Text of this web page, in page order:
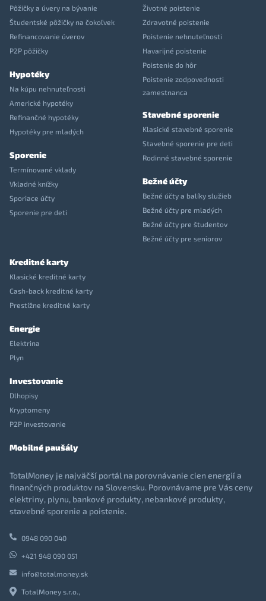
Pôžičky a úvery na bývanie
Študentské pôžičky na čokoľvek
Refinancovanie úverov
P2P pôžičky
Hypotéky
Na kúpu nehnuteľnosti
Americké hypotéky
Refinančné hypotéky
Hypotéky pre mladých
Sporenie
Termínované vklady
Vkladné knížky
Sporiace účty
Sporenie pre deti
Životné poistenie
Zdravotné poistenie
Poistenie nehnuteľnosti
Havarijné poistenie
Poistenie do hôr
Poistenie zodpovednosti
zamestnanca
Stavebné sporenie
Klasické stavebné sporenie
Stavebné sporenie pre deti
Rodinné stavebné sporenie
Bežné účty
Bežné účty a balíky služieb
Bežné účty pre mladých
Bežné účty pre študentov
Bežné účty pre seniorov
Kreditné karty
Klasické kreditné karty
Cash-back kreditné karty
Prestížne kreditné karty
Energie
Elektrina
Plyn
Investovanie
Dlhopisy
Kryptomeny
P2P investovanie
Mobilné paušály
TotalMoney je najväčší portál na porovnávanie cien energií a
finančných produktov na Slovensku. Porovnávame pre Vás ceny
elektriny, plynu, bankové produkty, nebankové produkty,
stavebné sporenie a poistenie.
0948 090 040
+421 948 090 051
info@totalmoney.sk
TotalMoney s.r.o.,